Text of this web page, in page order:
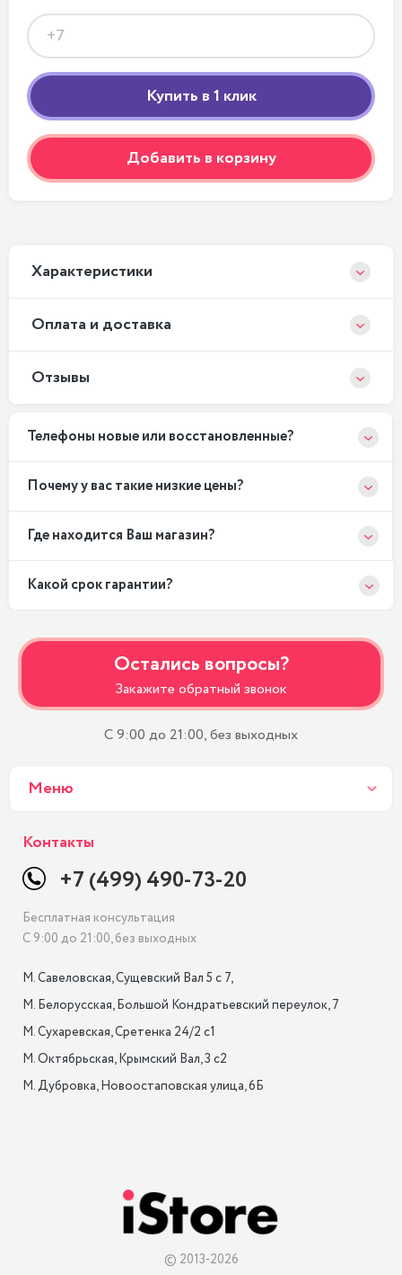
Добавить в корзину
Xарактеристики
Оплата и доставка
Отзывы
Телефоны новые или восстановленные?
Почему у вас такие низкие цены?
Где находится Ваш магазин?
Какой срок гарантии?
Остались вопросы?
Закажите обратный звонок
С 9:00 до 21:00, без выходных
Меню
Контакты
+7 (499) 490-73-20
Бесплатная консультация
С 9:00 до 21:00, без выходных
М. Савеловская, Сущевский Вал 5 с 7,
М. Белорусская, Большой Кондратьевский переулок, 7
М. Сухаревская, Сретенка 24/2 с1
М. Октябрьская, Крымский Вал, 3 с2
М. Дубровка, Новоостаповская улица, 6Б
© 2013-2026